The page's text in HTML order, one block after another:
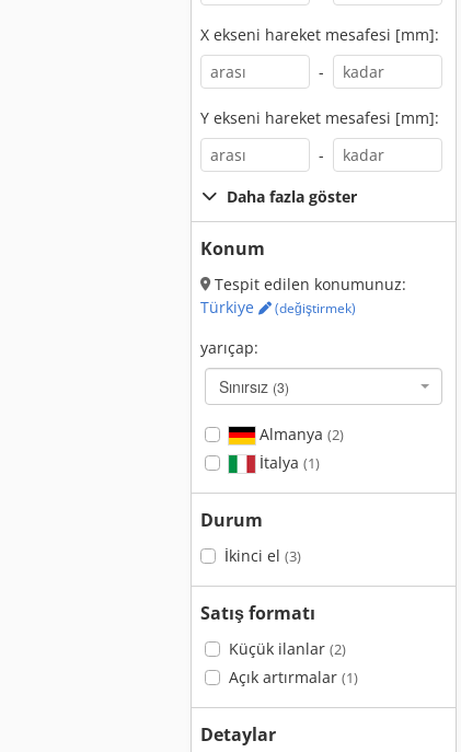
X ekseni hareket mesafesi [mm]:
-
Y ekseni hareket mesafesi [mm]:
-
Daha fazla göster
Konum
Tespit edilen konumunuz:
Türkiye
(değiştirmek)
yarıçap:
Sınırsız (3)
Almanya (2)
İtalya (1)
Durum
İkinci el (3)
Satış formatı
Küçük ilanlar (2)
Açık artırmalar (1)
Detaylar